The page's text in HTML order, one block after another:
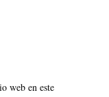
web en este